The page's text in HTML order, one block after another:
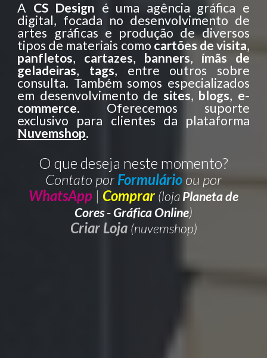
A CS Design é uma agência gráfica e
digital, focada no desenvolvimento de
artes gráficas e produção de diversos
tipos de materiais como cartões de visita,
panfletos, cartazes, banners, ímãs de
geladeiras, tags, entre outros sobre
consulta. Também somos especializados
em desenvolvimento de sites, blogs, e-
commerce. Oferecemos suporte
exclusivo para clientes da plataforma
Nuvemshop.
O que deseja neste momento?
Contato porFormulário ou por
WhatsApp | Comprar (lojaPlaneta de
Cores - Gráfica Online)
Criar Loja (nuvemshop)